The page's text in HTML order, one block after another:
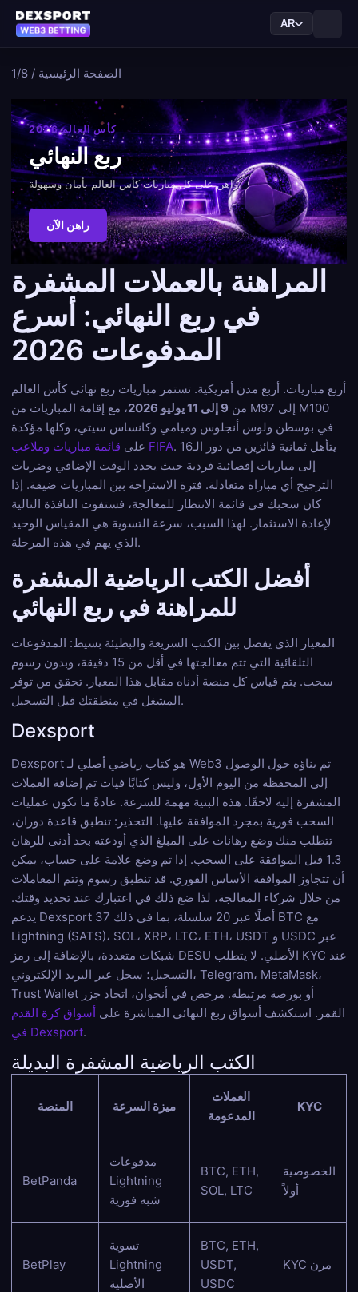
AR
الصفحة الرئيسية /
1/8
كأس العالم 2026
ربع النهائي
راهن على كل مباريات كأس العالم بأمان وسهولة.
راهن الآن
المراهنة بالعملات المشفرة
في ربع النهائي: أسرع
المدفوعات 2026
أربع مباريات. أربع مدن أمريكية. تستمر مباريات ربع نهائي كأس العالم
من 9 إلى 11 يوليو 2026
، مع إقامة المباريات من M97 إلى M100
في بوسطن ولوس أنجلوس وميامي وكانساس سيتي، وكلها مؤكدة
على قائمة مباريات وملاعب FIFA. يتأهل ثمانية فائزين من دور الـ16
إلى مباريات إقصائية فردية حيث يحدد الوقت الإضافي وضربات
الترجيح أي مباراة متعادلة. فترة الاستراحة بين المباريات ضيقة. إذا
كان سحبك في قائمة الانتظار للمعالجة، فستفوت النافذة التالية
لإعادة الاستثمار. لهذا السبب، سرعة التسوية هي المقياس الوحيد
الذي يهم في هذه المرحلة.
أفضل الكتب الرياضية المشفرة
للمراهنة في ربع النهائي
المعيار الذي يفصل بين الكتب السريعة والبطيئة بسيط: المدفوعات
التلقائية التي تتم معالجتها في أقل من 15 دقيقة، وبدون رسوم
سحب. يتم قياس كل منصة أدناه مقابل هذا المعيار. تحقق من توفر
المشغل في منطقتك قبل التسجيل.
Dexsport
Dexsport هو كتاب رياضي أصلي لـ Web3 تم بناؤه حول الوصول
إلى المحفظة من اليوم الأول، وليس كتابًا فيات تم إضافة العملات
المشفرة إليه لاحقًا. هذه البنية مهمة للسرعة. عادةً ما تكون عمليات
السحب فورية بمجرد الموافقة عليها. التحذير: تنطبق قاعدة دوران،
تتطلب منك وضع رهانات على المبلغ الذي أودعته بحد أدنى للرهان
1.3 قبل الموافقة على السحب. إذا تم وضع علامة على حساب، يمكن
أن تتجاوز الموافقة الأساس الفوري. قد تنطبق رسوم وتتم المعاملات
من خلال شركاء المعالجة، لذا ضع ذلك في اعتبارك عند تحديد وقتك.
يدعم Dexsport 37 أصلًا عبر 20 سلسلة، بما في ذلك BTC مع
Lightning (SATS)، SOL، XRP، LTC، ETH، USDT و USDC عبر
شبكات متعددة، بالإضافة إلى رمز DESU الأصلي. لا يتطلب KYC عند
التسجيل؛ سجل عبر البريد الإلكتروني، Telegram، MetaMask،
Trust Wallet أو بورصة مرتبطة. مرخص في أنجوان، اتحاد جزر
القمر. استكشف أسواق ربع النهائي المباشرة على أسواق كرة القدم
في Dexsport.
الكتب الرياضية المشفرة البديلة
المنصة ميزة السرعة
العملات
المدعومة
KYC
BetPanda
مدفوعات
Lightning
شبه فورية
BTC, ETH,
SOL, LTC
الخصوصية
أولاً
BetPlay
تسوية
Lightning
الأصلية
BTC, ETH,
USDT,
USDC
KYC مرن